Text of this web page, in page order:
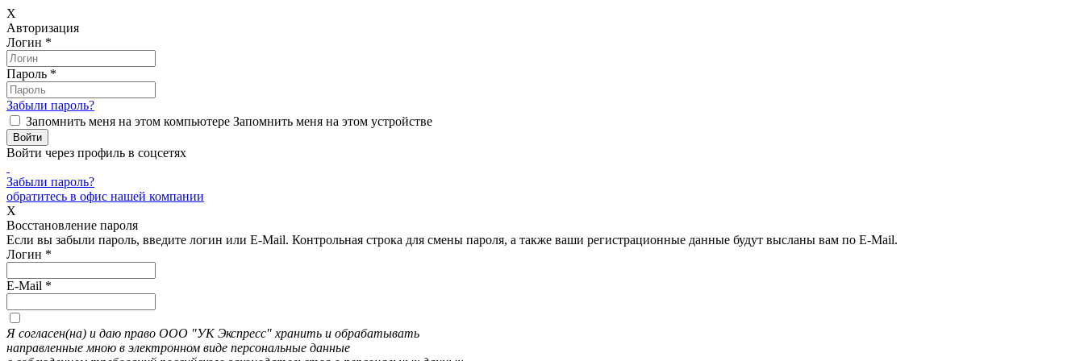
X
Авторизация
Логин *
Пароль *
Забыли пароль?
Запомнить меня на этом компьютере Запомнить меня на этом устройстве
Войти через профиль в соцсетях
Забыли пароль?
обратитесь в офис нашей компании
X
Восстановление пароля
Если вы забыли пароль, введите логин или E-Mail. Контрольная строка для смены пароля, а также ваши регистрационные данные будут высланы вам по E-Mail.
Логин *
E-Mail *
Я согласен(на) и даю право ООО "УК Экспресс" хранить и обрабатывать
направленные мною в электронном виде персональные данные